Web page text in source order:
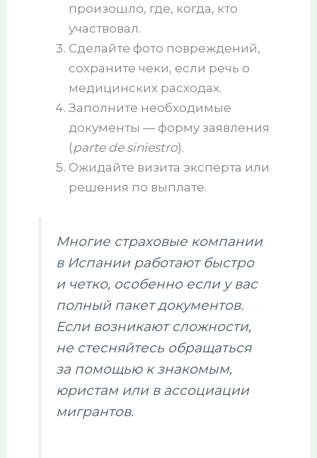
произошло, где, когда, кто
участвовал.
Сделайте фото повреждений,
сохраните чеки, если речь о
медицинских расходах.
Заполните необходимые
документы — форму заявления
(parte de siniestro).
Ожидайте визита эксперта или
решения по выплате.
Многие страховые компании
в Испании работают быстро
и четко, особенно если у вас
полный пакет документов.
Если возникают сложности,
не стесняйтесь обращаться
за помощью к знакомым,
юристам или в ассоциации
мигрантов.